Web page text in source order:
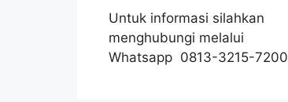
Untuk informasi silahkan
menghubungi melalui
Whatsapp 0813-3215-7200